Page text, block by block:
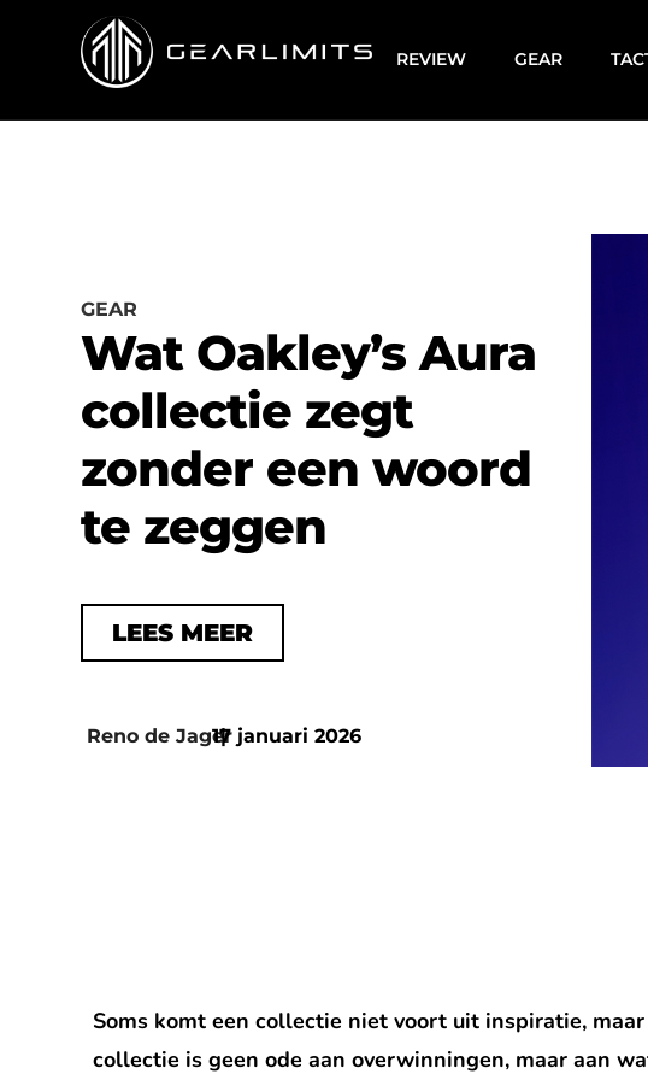
REVIEW GEAR
GEAR
Wat Oakley’s Aura
collectie zegt
zonder een woord
te zeggen
LEES MEER
Reno de Jager
|
17 januari 2026
Soms komt een collectie niet voort uit inspiratie,
collectie is geen ode aan overwinningen, maar aan